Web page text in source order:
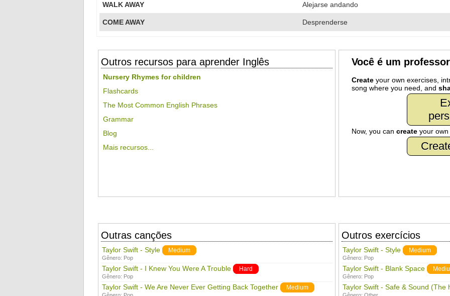
WALK AWAY Alejarse andando
COME AWAY Desprenderse
Outros recursos para aprender Inglês
Nursery Rhymes for children
Flashcards
The Most Common English Phrases
Grammar
Blog
Mais recursos...
Você é um
Createyour own exercises,
song where you need, and
Now, you can createyour own
Outras canções
Taylor Swift - Style Medium
Gênero: Pop
Taylor Swift - I Knew You Were A Trouble Hard
Gênero: Pop
Taylor Swift - We Are Never Ever Getting Back Together Medium
Outros exercícios
Taylor Swift - Style Medium
Gênero: Pop
Taylor Swift - Blank Space
Gênero: Pop
Taylor Swift - Safe & Sound (The